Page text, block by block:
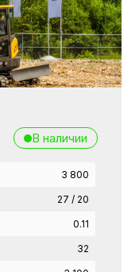
В наличии
3 800
27 / 20
0.11
32